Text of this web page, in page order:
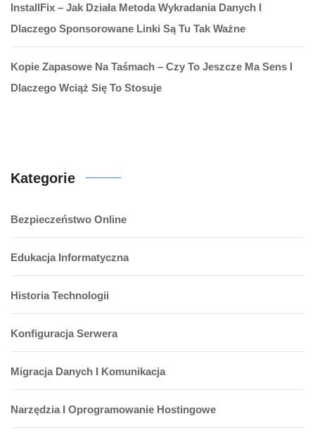
InstallFix – Jak Działa Metoda Wykradania Danych I
Dlaczego Sponsorowane Linki Są Tu Tak Ważne
Kopie Zapasowe Na Taśmach – Czy To Jeszcze Ma Sens I
Dlaczego Wciąż Się To Stosuje
Kategorie
Bezpieczeństwo Online
Edukacja Informatyczna
Historia Technologii
Konfiguracja Serwera
Migracja Danych I Komunikacja
Narzędzia I Oprogramowanie Hostingowe